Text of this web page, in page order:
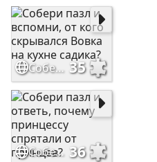
Собери пазл и вспомни, от кого скрывался Вовка на кухне садика? 35
Собери пазл и ответь, почему принцессу спрятали от принцев? 36